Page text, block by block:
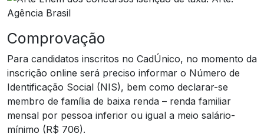
Comprovação
Para candidatos inscritos no CadÚnico, no momento da
inscrição online será preciso informar o Número de
Identificação Social (NIS), bem como declarar-se
membro de família de baixa renda – renda familiar
mensal por pessoa inferior ou igual a meio salário-
mínimo (R$ 706).